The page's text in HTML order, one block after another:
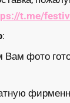
t.me/
:
фото